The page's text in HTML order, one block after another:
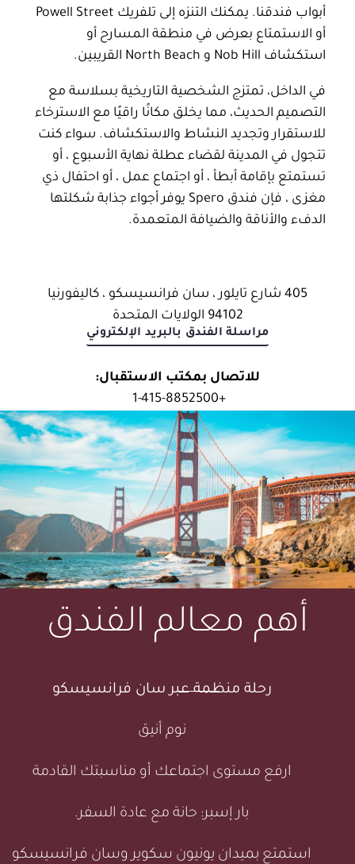
أبواب فندقنا. يمكنك التنزه إلى تلفريك Powell Street
أو الاستمتاع بعرض في منطقة المسارح أو
استكشاف Nob Hill و North Beach القريبين.
في الداخل، تمتزج الشخصية التاريخية بسلاسة مع
التصميم الحديث، مما يخلق مكانًا راقيًا مع الاسترخاء
للاستقرار وتجديد النشاط والاستكشاف. سواء كنت
تتجول في المدينة لقضاء عطلة نهاية الأسبوع ، أو
تستمتع بإقامة أبطأ ، أو اجتماع عمل ، أو احتفال ذي
مغزى ، فإن فندق Spero يوفر أجواء جذابة شكلتها
الدفء والأناقة والضيافة المتعمدة.
405 شارع تايلور ، سان فرانسيسكو ، كاليفورنيا
94102 الولايات المتحدة
مراسلة الفندق بالبريد الإلكتروني
للاتصال بمكتب الاستقبال:
+
1-415-8852500
أهم معالم الفندق
رحلة منظمة عبر سان فرانسيسكو
نوم أنيق
ارفع مستوى اجتماعك أو مناسبتك القادمة
بار إسبر: حانة مع عادة السفر.
استمتع بميدان يونيون سكوير وسان فرانسيسكو